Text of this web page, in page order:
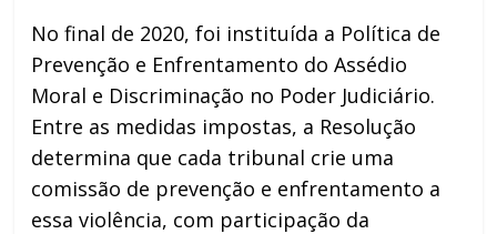
No final de 2020, foi instituída a Política de
Prevenção e Enfrentamento do Assédio
Moral e Discriminação no Poder Judiciário.
Entre as medidas impostas, a Resolução
determina que cada tribunal crie uma
comissão de prevenção e enfrentamento a
essa violência, com participação da